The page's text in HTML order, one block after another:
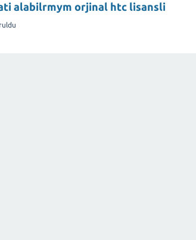
alabilrmym orjinal htc lisansli